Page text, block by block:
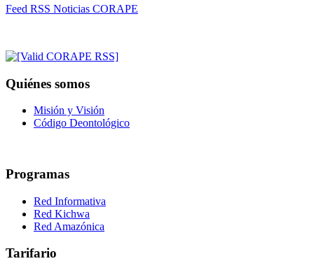
Feed RSS Noticias CORAPE
Quiénes somos
Misión y Visión
Código Deontológico
Programas
Red Informativa
Red Kichwa
Red Amazónica
Tarifario